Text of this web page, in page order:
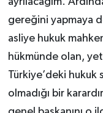
gereğini yapmaya
asliye hukuk
hükmünde olan,
Türkiye’deki hukuk
olmadığı bir